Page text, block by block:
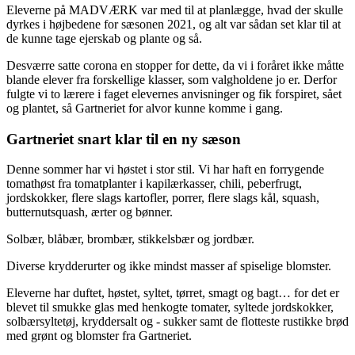
Eleverne på MADVÆRK var med til at planlægge, hvad der skulle
dyrkes i højbedene for sæsonen 2021, og alt var sådan set klar til at
de kunne tage ejerskab og plante og så.
Desværre satte corona en stopper for dette, da vi i foråret ikke måtte
blande elever fra forskellige klasser, som valgholdene jo er. Derfor
fulgte vi to lærere i faget elevernes anvisninger og fik forspiret, sået
og plantet, så Gartneriet for alvor kunne komme i gang.
Gartneriet snart klar til en ny sæson
Denne sommer har vi høstet i stor stil. Vi har haft en forrygende
tomathøst fra tomatplanter i kapilærkasser, chili, peberfrugt,
jordskokker, flere slags kartofler, porrer, flere slags kål, squash,
butternutsquash, ærter og bønner.
Solbær, blåbær, brombær, stikkelsbær og jordbær.
Diverse krydderurter og ikke mindst masser af spiselige blomster.
Eleverne har duftet, høstet, syltet, tørret, smagt og bagt… for det er
blevet til smukke glas med henkogte tomater, syltede jordskokker,
solbærsyltetøj, kryddersalt og - sukker samt de flotteste rustikke brød
med grønt og blomster fra Gartneriet.